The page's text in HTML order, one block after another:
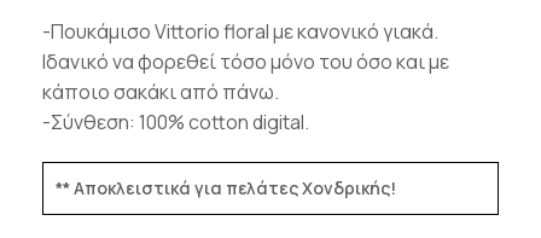
-Πουκάμισο Vittorio floral με κανονικό γιακά.
Ιδανικό να φορεθεί τόσο μόνο του όσο και με
κάποιο σακάκι από πάνω.
-Σύνθεση: 100% cotton digital.
** Αποκλειστικά για πελάτες Χονδρικής!